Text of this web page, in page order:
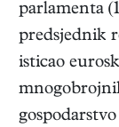
parlamenta
predsjednik
isticao